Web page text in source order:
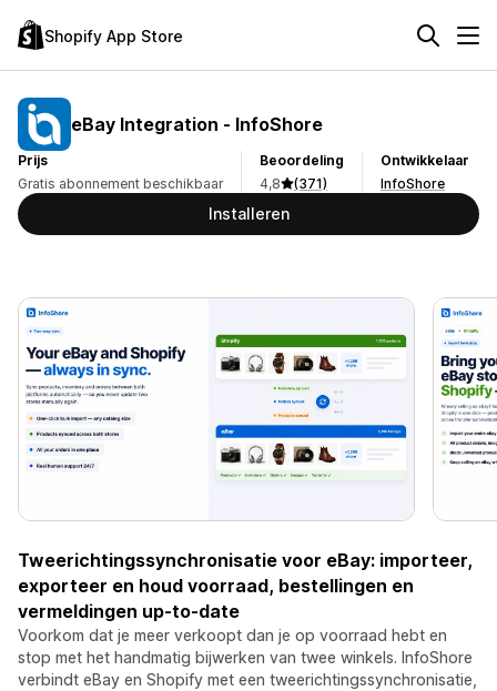
Shopify App Store
eBay Integration ‑ InfoShore
Prijs
Gratis abonnement beschikbaar
Beoordeling
4,8
(371)
Ontwikkelaar
InfoShore
Installeren
Tweerichtingssynchronisatie voor eBay: importeer,
exporteer en houd voorraad, bestellingen en
vermeldingen up-to-date
Voorkom dat je meer verkoopt dan je op voorraad hebt en
stop met het handmatig bijwerken van twee winkels. InfoShore
verbindt eBay en Shopify met een tweerichtingssynchronisatie,